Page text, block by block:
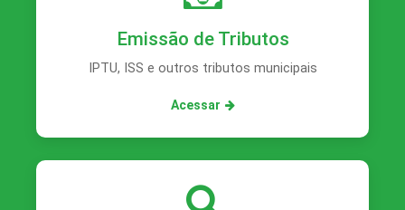
Emissão de Tributos
IPTU, ISS e outros tributos municipais
Acessar